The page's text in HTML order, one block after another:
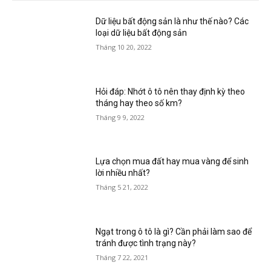
Dữ liệu bất động sản là như thế nào? Các
loại dữ liệu bất động sản
Tháng 10 20, 2022
Hỏi đáp: Nhớt ô tô nên thay định kỳ theo
tháng hay theo số km?
Tháng 9 9, 2022
Lựa chọn mua đất hay mua vàng để sinh
lời nhiều nhất?
Tháng 5 21, 2022
Ngạt trong ô tô là gì? Cần phải làm sao để
tránh được tình trạng này?
Tháng 7 22, 2021